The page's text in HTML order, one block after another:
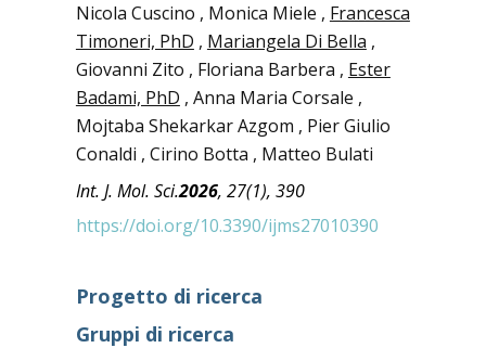
Nicola Cuscino , Monica Miele , Francesca
Timoneri, PhD , Mariangela Di Bella ,
Giovanni Zito , Floriana Barbera , Ester
Badami, PhD , Anna Maria Corsale ,
Mojtaba Shekarkar Azgom , Pier Giulio
Conaldi , Cirino Botta , Matteo Bulati
Int. J. Mol. Sci.2026, 27(1), 390
https://doi.org/10.3390/ijms27010390
Progetto di ricerca
Gruppi di ricerca